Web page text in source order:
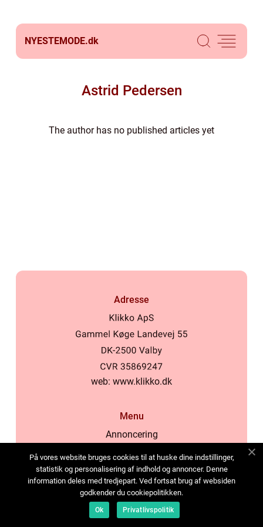
NYESTEMODE.dk
Astrid Pedersen
The author has no published articles yet
Adresse
web: www.klikko.dk
Menu
Annoncering
Cookies
Kontakt os
Sitemap
På vores website bruges cookies til at huske dine indstillinger,
statistik og personalisering af indhold og annoncer. Denne
information deles med tredjepart. Ved fortsat brug af websiden
godkender du cookiepolitikken.
Ok Privatlivspolitik